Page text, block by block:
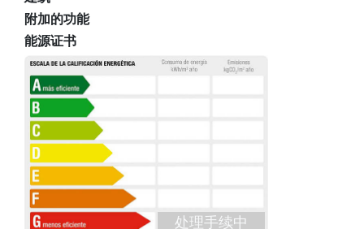
附加的功能
能源证书
处理手续中